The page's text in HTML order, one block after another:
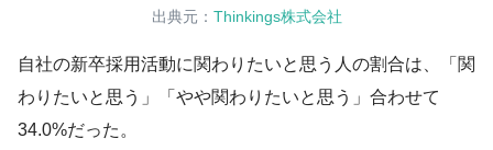
出典元： Thinkings株式会社
自社の新卒採用活動に関わりたいと思う人の割合は、「関
わりたいと思う」「やや関わりたいと思う」合わせて
34.0%だった。